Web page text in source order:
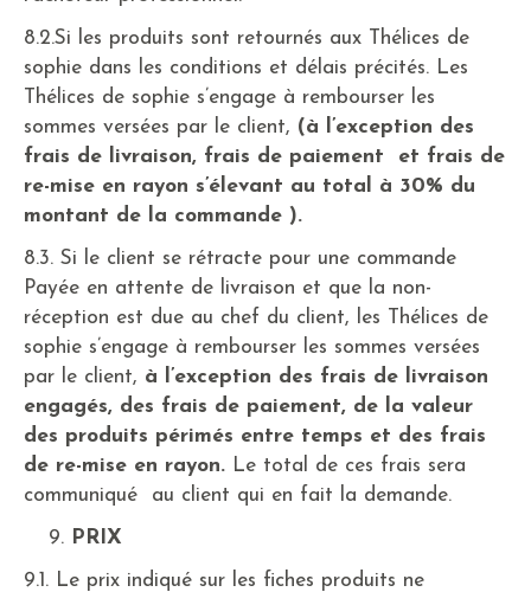
8.2.Si les produits sont retournés aux Thélices de
sophie dans les conditions et délais précités. Les
Thélices de sophie s’engage à rembourser les
sommes versées par le client, (à l’exception des
frais de livraison, frais de paiement et frais de
re-mise en rayon s’élevant au total à 30% du
montant de la commande ).
8.3. Si le client se rétracte pour une commande
Payée en attente de livraison et que la non-
réception est due au chef du client, les Thélices de
sophie s’engage à rembourser les sommes versées
par le client, à l’exception des frais de livraison
engagés, des frais de paiement, de la valeur
des produits périmés entre temps et des frais
de re-mise en rayon. Le total de ces frais sera
communiqué au client qui en fait la demande.
PRIX
9.1. Le prix indiqué sur les fiches produits ne